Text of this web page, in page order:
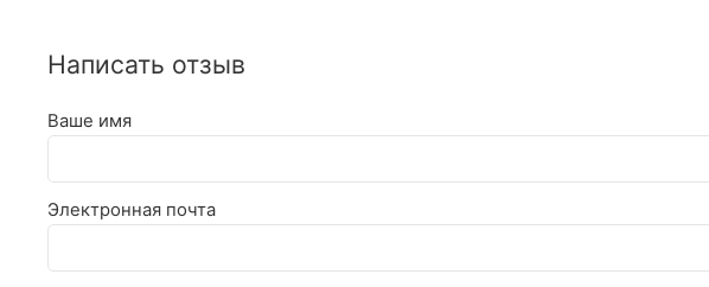
Написать отзыв
Ваше имя
Электронная почта